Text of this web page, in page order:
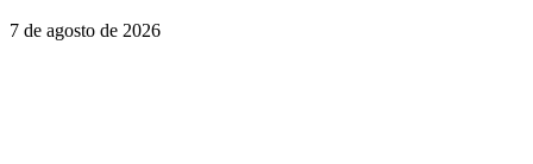
7 de agosto de 2026